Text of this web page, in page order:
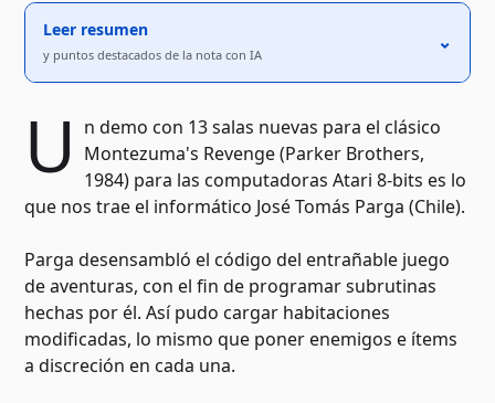
Leer resumen
y puntos destacados de la nota con IA
⌃
U
n demo con 13 salas nuevas para el clásico
Montezuma's Revenge (Parker Brothers,
1984) para las computadoras Atari 8-bits es lo
que nos trae el informático José Tomás Parga (Chile).
Parga desensambló el código del entrañable juego
de aventuras, con el fin de programar subrutinas
hechas por él. Así pudo cargar habitaciones
modificadas, lo mismo que poner enemigos e ítems
a discreción en cada una.